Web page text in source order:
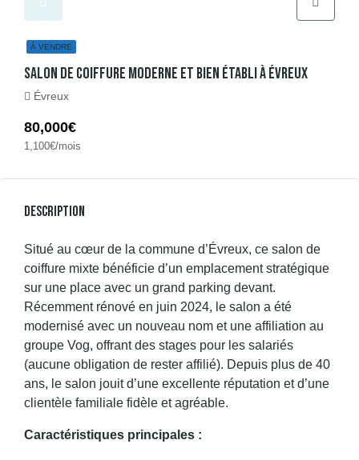
À VENDRE
Salon De Coiffure Moderne Et Bien Établi À Évreux
Évreux
80,000€
1,100€/mois
Description
Situé au cœur de la commune d’Évreux, ce salon de
coiffure mixte bénéficie d’un emplacement stratégique
sur une place avec un grand parking devant.
Récemment rénové en juin 2024, le salon a été
modernisé avec un nouveau nom et une affiliation au
groupe Vog, offrant des stages pour les salariés
(aucune obligation de rester affilié). Depuis plus de 40
ans, le salon jouit d’une excellente réputation et d’une
clientèle familiale fidèle et agréable.
Caractéristiques principales :